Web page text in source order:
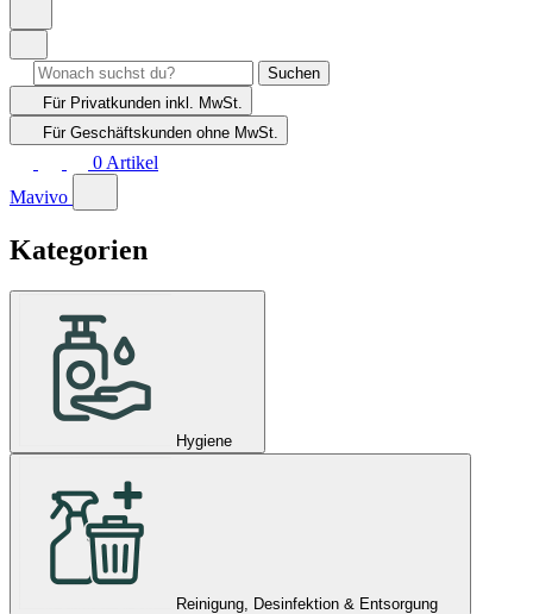
Suchen
Für Privatkunden inkl. MwSt.
Für Geschäftskunden ohne MwSt.
0 Artikel
Mavivo
Kategorien
Hygiene
Reinigung, Desinfektion & Entsorgung